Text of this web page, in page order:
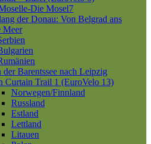
Die Mosel7
der Donau: Von Belgrad ans
Meer
der Barentssee nach Leipzig
Curtain Trail 1 (EuroVelo 13)
Norwegen/Finnland
Russland
Estland
Lettland
Litauen